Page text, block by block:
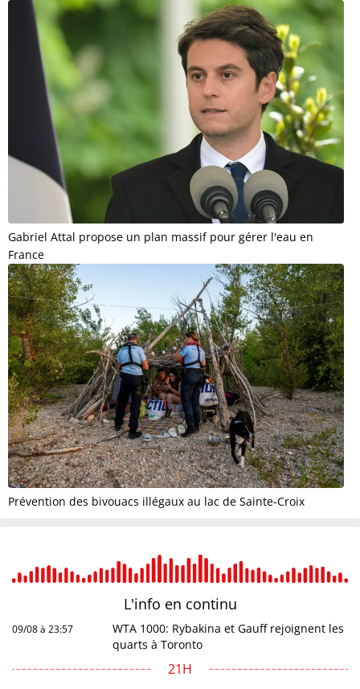
Gabriel Attal propose un plan massif pour gérer l'eau en
France
Prévention des bivouacs illégaux au lac de Sainte-Croix
L'info en continu
09/08 à 23:57
WTA 1000: Rybakina et Gauff rejoignent les
quarts à Toronto
21H